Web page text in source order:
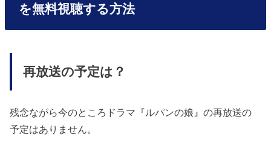
を無料視聴する方法
再放送の予定は？
残念ながら今のところドラマ『ルパンの娘』の再放送の
予定はありません。